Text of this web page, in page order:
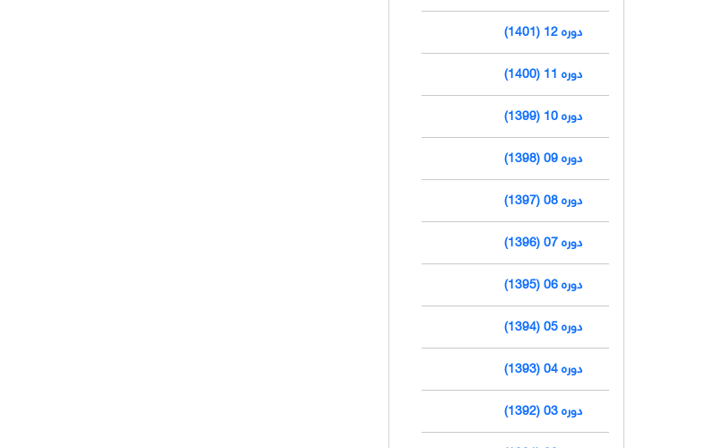
دوره 12 (1401)
دوره 11 (1400)
دوره 10 (1399)
دوره 09 (1398)
دوره 08 (1397)
دوره 07 (1396)
دوره 06 (1395)
دوره 05 (1394)
دوره 04 (1393)
دوره 03 (1392)